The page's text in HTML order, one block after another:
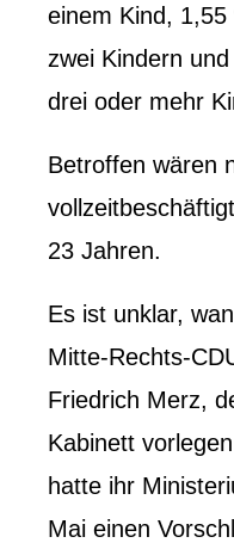
einem Kind,
zwei Kindern
drei oder mehr
Betroffen wären
23 Jahren.
Es ist unklar,
Mitte-Rechts-
Friedrich Merz,
Kabinett
hatte ihr
Mai einen